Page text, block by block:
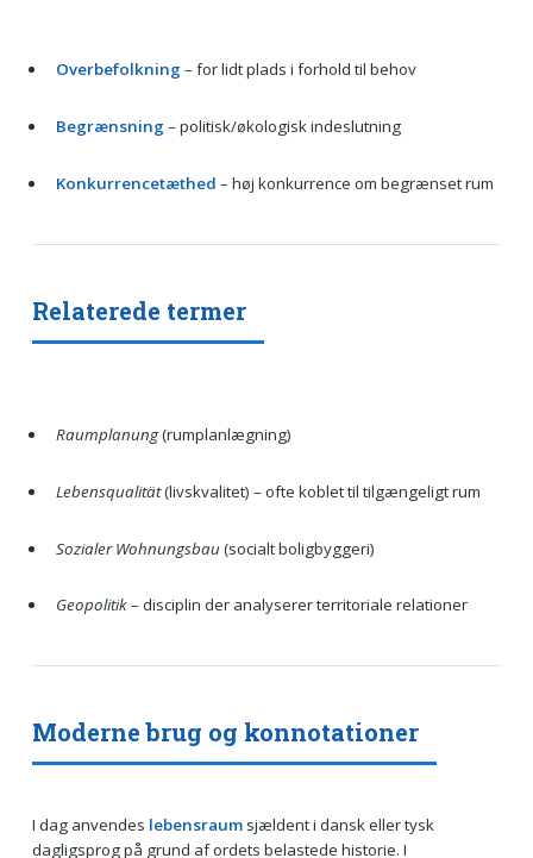
Overbefolkning – for lidt plads i forhold til behov
Begrænsning – politisk/økologisk indeslutning
Konkurrencetæthed – høj konkurrence om begrænset rum
Relaterede termer
Raumplanung(rumplanlægning)
Lebensqualität(livskvalitet) – ofte koblet til tilgængeligt rum
Sozialer Wohnungsbau(socialt boligbyggeri)
Geopolitik– disciplin der analyserer territoriale relationer
Moderne brug og konnotationer
I dag anvendes lebensraumsjældent i dansk eller tysk
dagligsprog på grund af ordets belastede historie. I